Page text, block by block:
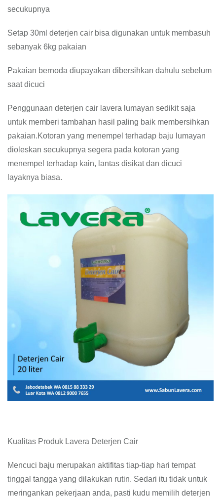
secukupnya
Setap 30ml deterjen cair bisa digunakan untuk membasuh
sebanyak 6kg pakaian
Pakaian bernoda diupayakan dibersihkan dahulu sebelum
saat dicuci
Penggunaan deterjen cair lavera lumayan sedikit saja
untuk memberi tambahan hasil paling baik membersihkan
pakaian.Kotoran yang menempel terhadap baju lumayan
dioleskan secukupnya segera pada kotoran yang
menempel terhadap kain, lantas disikat dan dicuci
layaknya biasa.
Kualitas Produk Lavera Deterjen Cair
Mencuci baju merupakan aktifitas tiap-tiap hari tempat
tinggal tangga yang dilakukan rutin. Sedari itu tidak untuk
meringankan pekerjaan anda, pasti kudu memilih deterjen